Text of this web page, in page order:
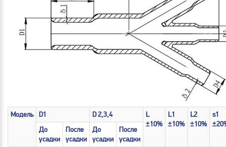
Модель D1 D 2,3,4
L
±10%
L1
±10%
L2
±10%
s1
До
усадки
После
усадки
До
усадки
После
усадки